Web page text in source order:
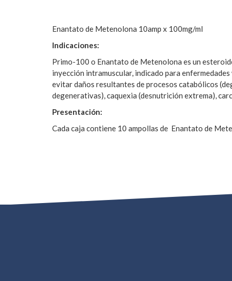
Enantato de Metenolona 10amp x 100mg/ml
Indicaciones:
Primo-100 o Enantato de Metenolona es un
inyección intramuscular, indicado para
evitar daños resultantes de procesos catabólicos
degenerativas), caquexia (desnutrición extrema),
Presentación:
Cada caja contiene 10 ampollas de Enantato de